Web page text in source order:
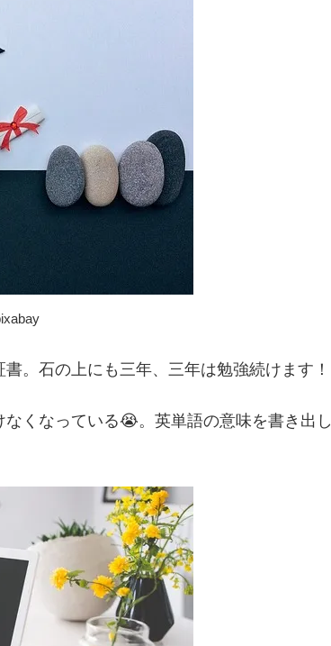
。石の上にも三年、三年は勉強続けます！
くなっている😭。英単語の意味を書き出し